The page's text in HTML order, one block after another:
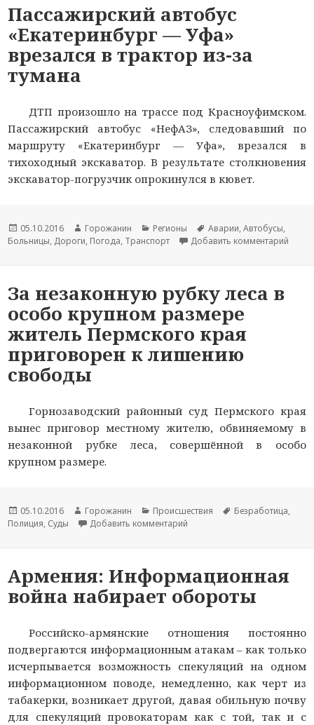
Пассажирский автобус
«Екатеринбург — Уфа»
врезался в трактор из-за
тумана
ДТП произошло на трассе под Красноуфимском.
Пассажирский автобус «НефАЗ», следовавший по
маршруту «Екатеринбург — Уфа», врезался в
тихоходный экскаватор. В результате столкновения
экскаватор-погрузчик опрокинулся в кювет.
Новость
опубликована
05.10.2016
Автор
новости
Горожанин
Раздел
новостей
Регионы
Тема
новости
Аварии,Автобусы,
Больницы, Дороги, Погода, Транспорт Добавить комментарий
За незаконную рубку леса в
особо крупном размере
житель Пермского края
приговорен к лишению
свободы
Горнозаводский районный суд Пермского края
вынес приговор местному жителю, обвиняемому в
незаконной рубке леса, совершённой в особо
крупном размере.
Новость
опубликована
05.10.2016
Автор
новости
Горожанин
Раздел
новостей
Происшествия
Тема
Безработица,
Полиция, Суды Добавить комментарий
Армения: Информационная
война набирает обороты
Российско-армянские отношения постоянно
подвергаются информационным атакам – как только
исчерпывается возможность спекуляций на одном
информационном поводе, немедленно, как черт из
табакерки, возникает другой, давая обильную почву
для спекуляций провокаторам как с той, так и с